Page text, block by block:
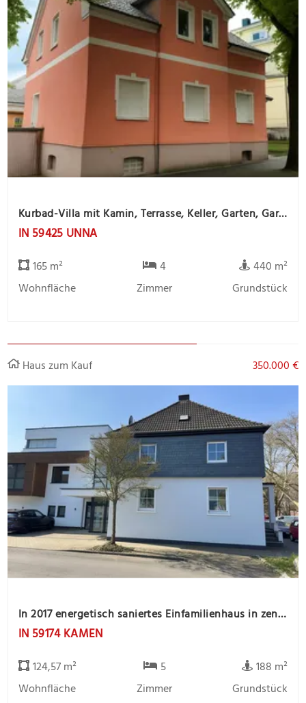
Kurbad-Villa mit Kamin, Terrasse, Keller, Garten, Garage und Gartenhaus
IN 59425 UNNA
165 m²
Wohnfläche
4
Zimmer
440 m²
Grundstück
Haus zum Kauf 350.000 €
In 2017 energetisch saniertes Einfamilienhaus in zentrale Stadtlage
IN 59174 KAMEN
124,57 m²
Wohnfläche
5
Zimmer
188 m²
Grundstück